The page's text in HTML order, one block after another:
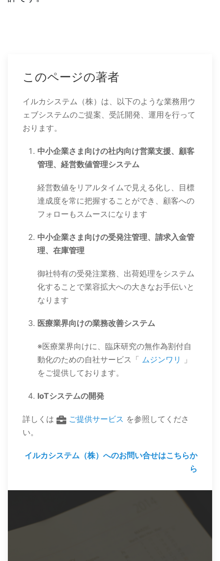
このページの著者
イルカシステム（株）は、以下のような業務用ウ
ェブシステムのご提案、受託開発、運用を行って
おります。
中小企業さま向けの社内向け営業支援、顧客
管理、経営数値管理システム
経営数値をリアルタイムで見える化し、目標
達成度を常に把握することができ、顧客への
フォローもスムースになります
中小企業さま向けの受発注管理、請求入金管
理、在庫管理
御社特有の受発注業務、出荷処理をシステム
化することで業容拡大への大きなお手伝いと
なります
医療業界向けの業務改善システム
※医療業界向けに、臨床研究の無作為割付自
動化のための自社サービス「 ムジンワリ
」
をご提供しております。
IoTシステムの開発
詳しくは ご提供サービス を参照してくださ
い。
イルカシステム（株）へのお問い合せはこちらか
ら